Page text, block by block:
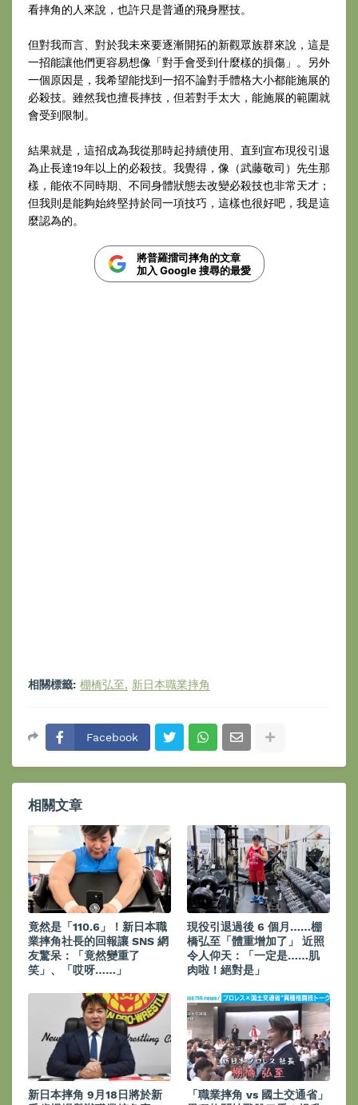
看摔角的人來說，也許只是普通的飛身壓技。
但對我而言、對於我未來要逐漸開拓的新觀眾族群來說，這是
一招能讓他們更容易想像「對手會受到什麼樣的損傷」。另外
一個原因是，我希望能找到一招不論對手體格大小都能施展的
必殺技。雖然我也擅長摔技，但若對手太大，能施展的範圍就
會受到限制。
結果就是，這招成為我從那時起持續使用、直到宣布現役引退
為止長達19年以上的必殺技。我覺得，像（武藤敬司）先生那
樣，能依不同時期、不同身體狀態去改變必殺技也非常天才；
但我則是能夠始終堅持於同一項技巧，這樣也很好吧，我是這
麼認為的。
將普羅擂司摔角的文章
加入 Google 搜尋的最愛
相關標籤: 棚橋弘至 新日本職業摔角
Facebook
相關文章
竟然是「110.6」！新日本職
業摔角社長的回報讓 SNS 網
友驚呆：「竟然變重了
笑」、「哎呀……」
現役引退過後 6 個月……棚
橋弘至「體重增加了」 近照
令人仰天：「一定是……肌
肉啦！絕對是」
新日本摔角 9月18日將於新
「職業摔角 vs 國土交通省」